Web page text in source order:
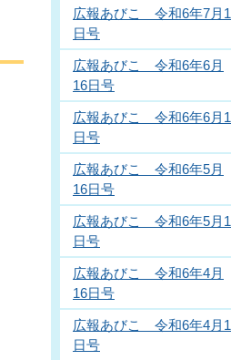
広報あびこ 令和6年7月1
日号
広報あびこ 令和6年6月
16日号
広報あびこ 令和6年6月1
日号
広報あびこ 令和6年5月
16日号
広報あびこ 令和6年5月1
日号
広報あびこ 令和6年4月
16日号
広報あびこ 令和6年4月1
日号